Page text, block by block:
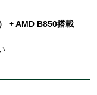
+ AMD B850搭載